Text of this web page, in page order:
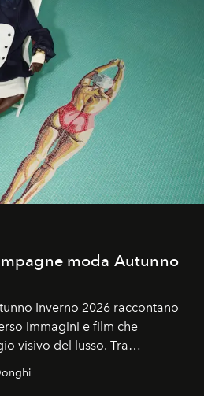
moda Autunno
Inverno 2026 raccontano
immagini e film che
visivo del lusso. Tra
volti della cultura
d'autore, le maison